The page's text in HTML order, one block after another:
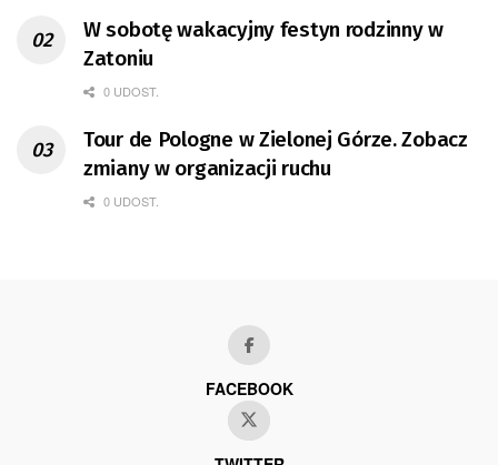
W sobotę wakacyjny festyn rodzinny w
Zatoniu
0 UDOST.
Tour de Pologne w Zielonej Górze. Zobacz
zmiany w organizacji ruchu
0 UDOST.
FACEBOOK